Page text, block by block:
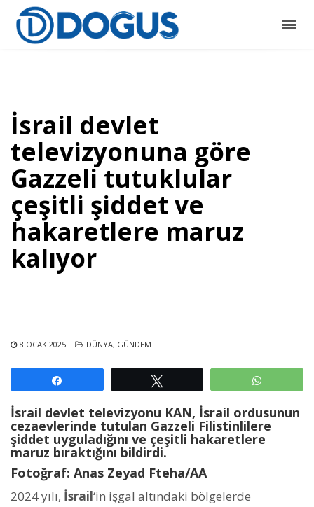
İsrail devlet
televizyonuna göre
Gazzeli tutuklular
çeşitli şiddet ve
hakaretlere maruz
kalıyor
8 OCAK 2025 DÜNYA, GÜNDEM
İsrail devlet televizyonu KAN, İsrail ordusunun
cezaevlerinde tutulan Gazzeli Filistinlilere
şiddet uyguladığını ve çeşitli hakaretlere
maruz bıraktığını bildirdi.
Fotoğraf: Anas Zeyad Fteha/AA
2024 yılı, İsrail‘in işgal altındaki bölgelerde